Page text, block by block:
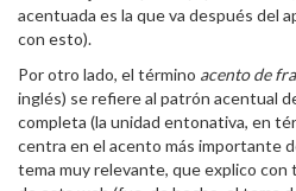
acentuada es la que va después del
con esto).
Por otro lado, el término acento de
inglés) se refiere al patrón acentual
completa (la unidad entonativa, en
centra en el acento más importante
tema muy relevante, que explico